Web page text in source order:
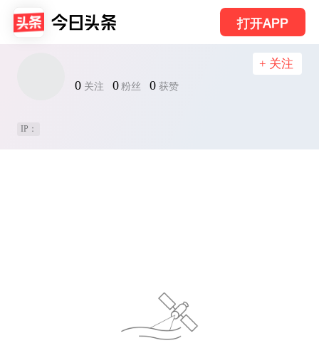
打开APP
0 关注 0 粉丝 0 获赞
+ 关注
IP：